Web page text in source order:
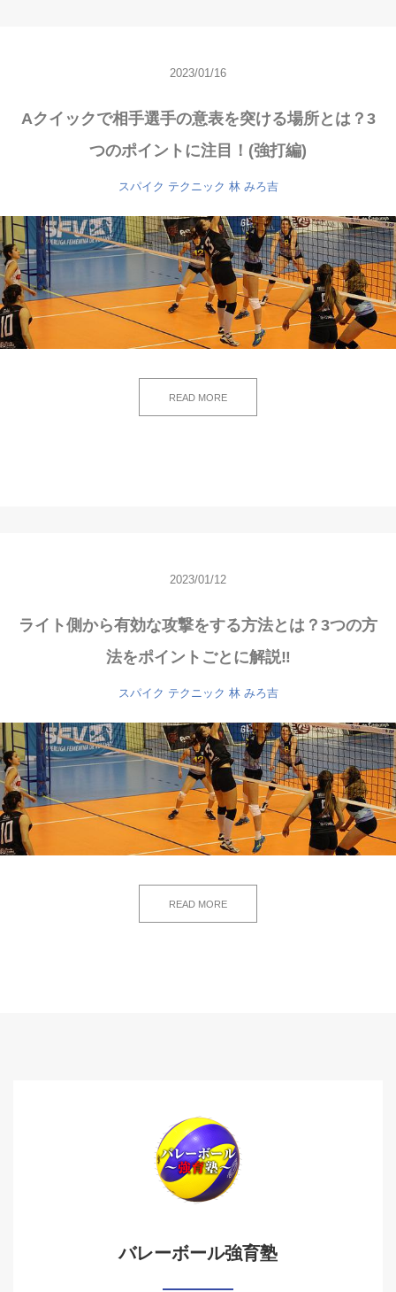
2023/01/16
Aクイックで相手選手の意表を突ける場所とは？3
つのポイントに注目！(強打編)
スパイク テクニック 林 みろ吉
READ MORE
2023/01/12
ライト側から有効な攻撃をする方法とは？3つの方
法をポイントごとに解説‼
スパイク テクニック 林 みろ吉
READ MORE
バレーボール強育塾